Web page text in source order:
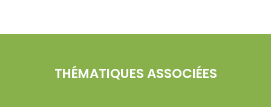
THÉMATIQUES ASSOCIÉES